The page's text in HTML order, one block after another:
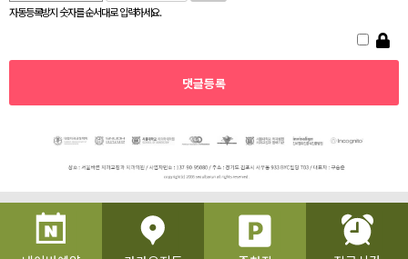
자동등록방지 숫자를 순서대로 입력하세요.